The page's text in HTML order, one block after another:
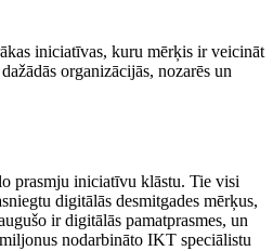
iniciatīvas, kuru mērķis ir veicināt
organizācijās, nozarēs un
prasmju iniciatīvu klāstu. Tie visi
digitālās desmitgades mērķus,
ir digitālās pamatprasmes, un
nodarbināto IKT speciālistu